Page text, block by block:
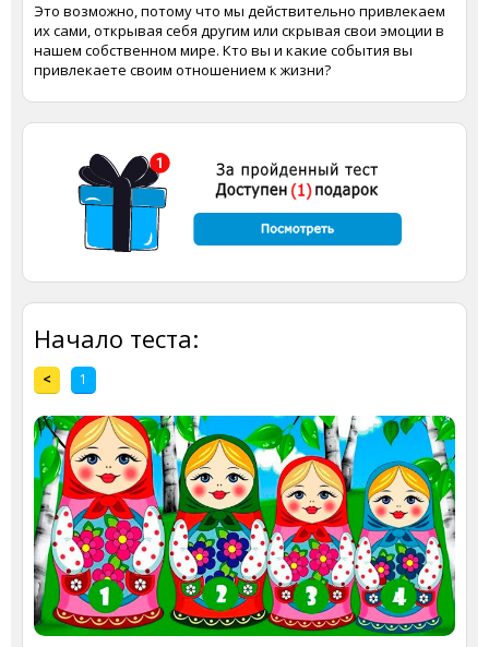
Это возможно, потому что мы действительно привлекаем
их сами, открывая себя другим или скрывая свои эмоции в
нашем собственном мире. Кто вы и какие события вы
привлекаете своим отношением к жизни?
Начало теста:
< 1